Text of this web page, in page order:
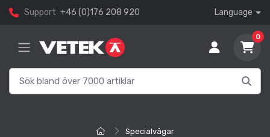
Support +46 (0)176 208 920 Language
0
Specialvågar